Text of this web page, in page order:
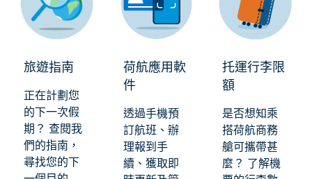
旅遊指南
正在計劃您
的下一次假
期？ 查閱我
們的指南，
尋找您的下
荷航應用軟
件
透過手機預
訂航班、辦
理報到手
續、獲取即
托運行李限
額
是否想知乘
搭荷航商務
艙可攜帶甚
麼？ 了解機